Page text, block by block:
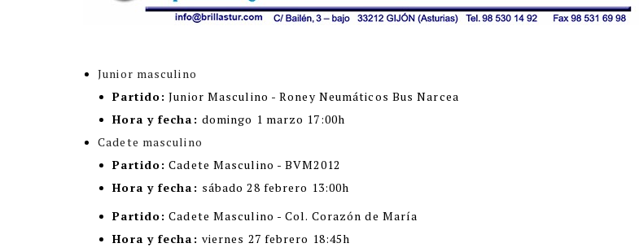
Junior masculino
Partido: Junior Masculino - Roney Neumáticos Bus Narcea
Hora y fecha: domingo 1 marzo 17:00h
Cadete masculino
Partido: Cadete Masculino - BVM2012
Hora y fecha: sábado 28 febrero 13:00h
Partido: Cadete Masculino - Col. Corazón de María
Hora y fecha: viernes 27 febrero 18:45h